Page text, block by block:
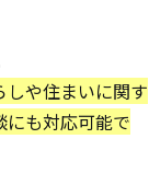
しや住まいに関す
にも対応可能で